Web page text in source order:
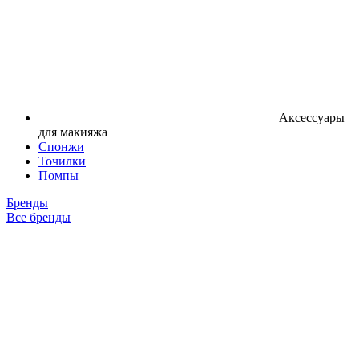
Аксессуары
для макияжа
Спонжи
Точилки
Помпы
Бренды
Все бренды